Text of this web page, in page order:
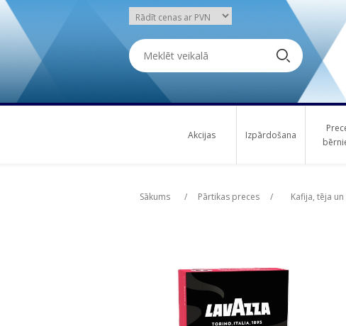
Akcijas Izpārdošana
Sākums / Pārtikas preces / Kafija, tēja